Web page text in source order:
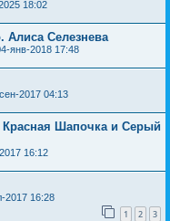
18:02
Алиса Селезнева
янв-2018 17:48
2017 04:13
Красная Шапочка и Серый
16:12
2017 16:28
1 2 3